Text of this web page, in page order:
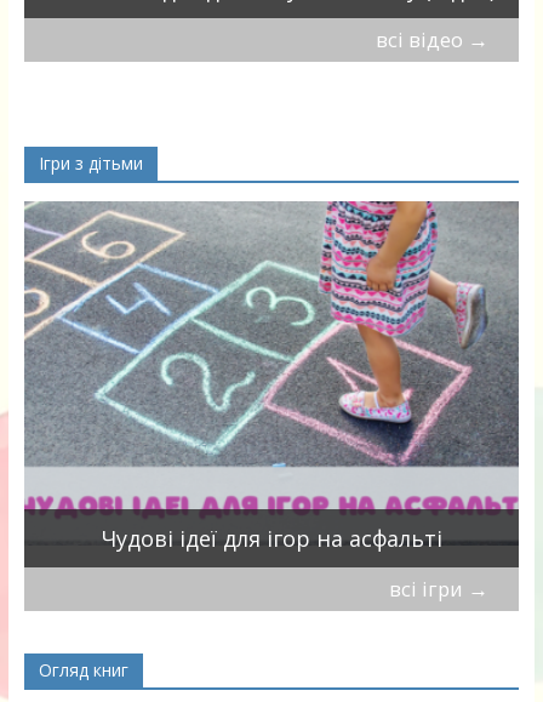
всі відео →
Ігри з дітьми
Чудові ідеї для ігор на асфальті
всі ігри →
Огляд книг